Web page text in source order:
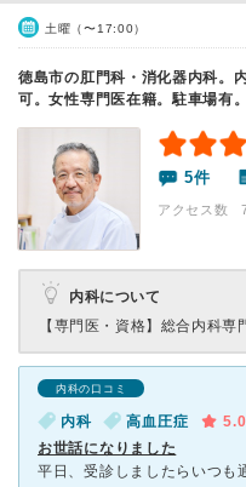
土曜（〜17:00）
徳島市の肛門科・消化器内科。
可。女性専門医在籍。駐車場有。
5件
アクセス数
内科について
【専門医・資格】 総合内科専
内科の口コミ
内科 高血圧症
5.0
お世話になりました